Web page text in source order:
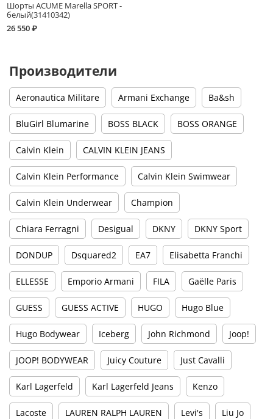
Шорты ACUME Marella SPORT -
белый(31410342)
26 550 ₽
Производители
Aeronautica Militare Armani Exchange Ba&sh
BluGirl Blumarine BOSS BLACK BOSS ORANGE
Calvin Klein CALVIN KLEIN JEANS
Calvin Klein Performance Calvin Klein Swimwear
Calvin Klein Underwear Champion
Chiara Ferragni Desigual DKNY DKNY Sport
DONDUP Dsquared2 EA7 Elisabetta Franchi
ELLESSE Emporio Armani FILA Gaëlle Paris
GUESS GUESS ACTIVE HUGO Hugo Blue
Hugo Bodywear Iceberg John Richmond Joop!
JOOP! BODYWEAR Juicy Couture Just Cavalli
Karl Lagerfeld Karl Lagerfeld Jeans Kenzo
Lacoste LAUREN RALPH LAUREN Levi's Liu Jo